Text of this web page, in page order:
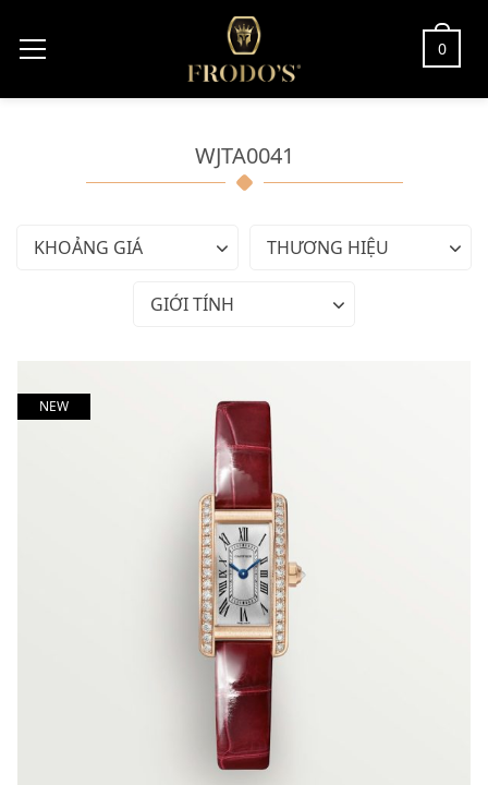
0
WJTA0041
KHOẢNG GIÁ THƯƠNG HIỆU
GIỚI TÍNH
NEW